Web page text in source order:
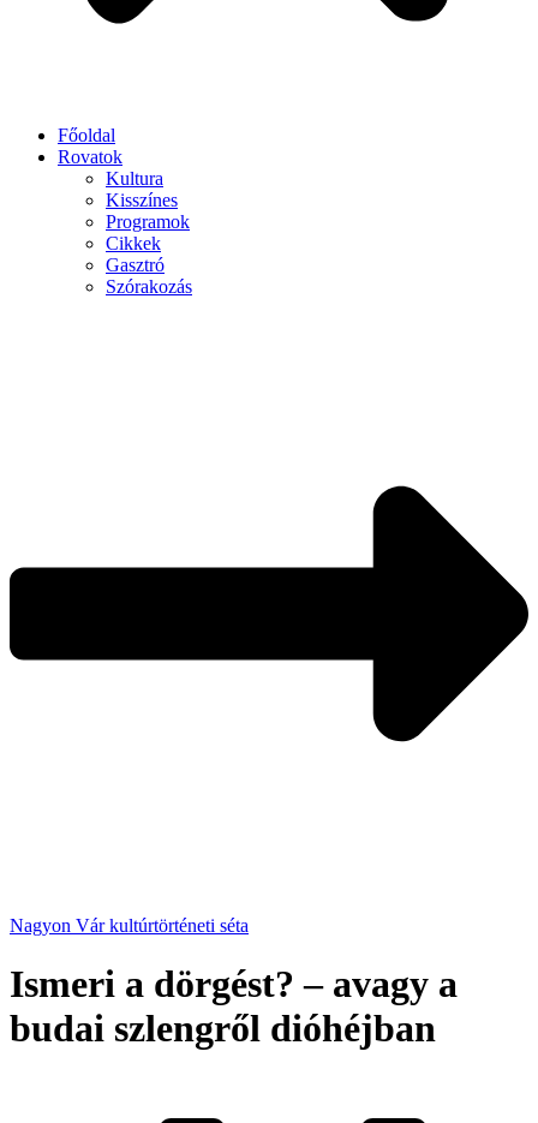
Főoldal
Rovatok
Kultura
Kisszínes
Programok
Cikkek
Gasztró
Szórakozás
Nagyon Vár kultúrtörténeti séta
Ismeri a dörgést? – avagy a
budai szlengről dióhéjban